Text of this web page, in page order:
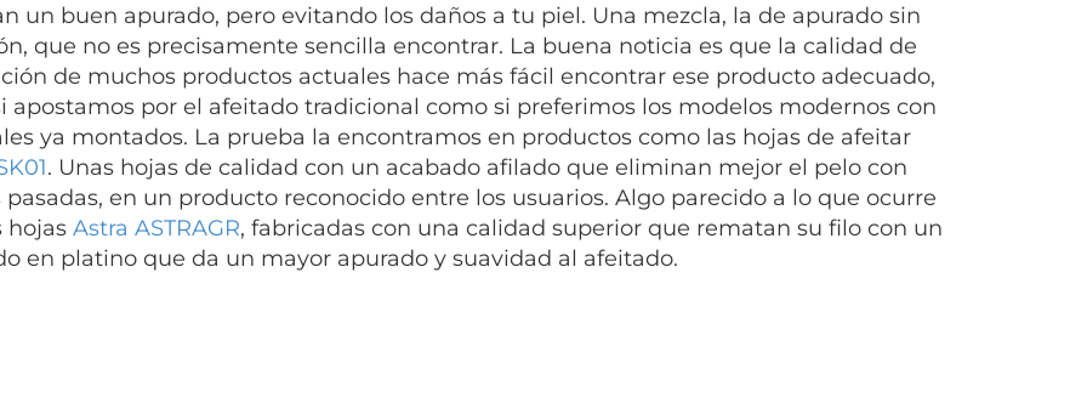
un buen apurado, pero evitando los daños a tu piel. Una mezcla, la de apurado sin
que no es precisamente sencilla encontrar. La buena noticia es que la calidad de
de muchos productos actuales hace más fácil encontrar ese producto adecuado,
apostamos por el afeitado tradicional como si preferimos los modelos modernos con
ya montados. La prueba la encontramos en productos como las hojas de afeitar
. Unas hojas de calidad con un acabado afilado que eliminan mejor el pelo con
pasadas, en un producto reconocido entre los usuarios. Algo parecido a lo que ocurre
hojas Astra ASTRAGR, fabricadas con una calidad superior que rematan su filo con un
en platino que da un mayor apurado y suavidad al afeitado.